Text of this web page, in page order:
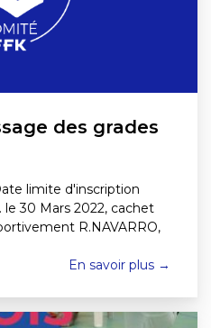
des grades
limite d'inscription
le 30 Mars 2022, cachet
R.NAVARRO,
En savoir plus →